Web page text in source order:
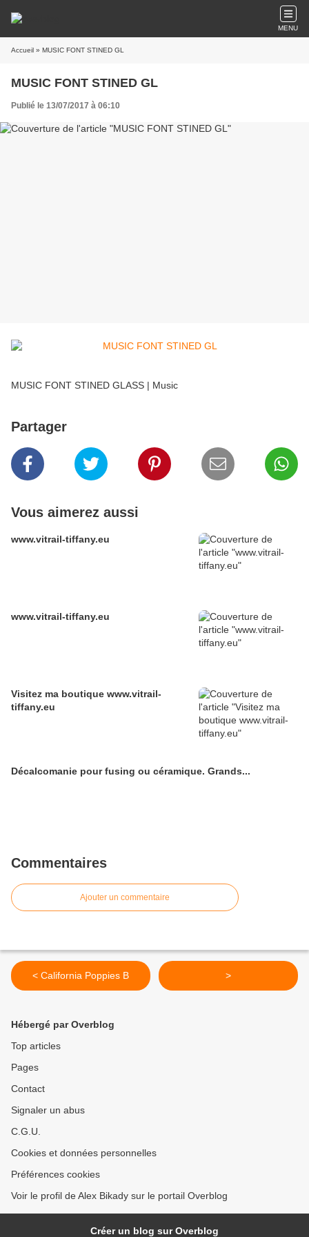
MENU
Accueil » MUSIC FONT STINED GL
MUSIC FONT STINED GL
Publié le 13/07/2017 à 06:10
MUSIC FONT STINED GLASS | Music
Partager
Vous aimerez aussi
www.vitrail-tiffany.eu
www.vitrail-tiffany.eu
Visitez ma boutique www.vitrail-
tiffany.eu
Décalcomanie pour fusing ou céramique. Grands...
Commentaires
Ajouter un commentaire
< California Poppies B >
Hébergé par Overblog
Top articles
Pages
Contact
Signaler un abus
C.G.U.
Cookies et données personnelles
Préférences cookies
Voir le profil de Alex Bikady sur le portail Overblog
Créer un blog sur Overblog